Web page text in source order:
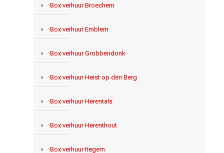
Box verhuur Broechem
Box verhuur Emblem
Box verhuur Grobbendonk
Box verhuur Heist op den Berg
Box verhuur Herentals
Box verhuur Herenthout
Box verhuur Itegem